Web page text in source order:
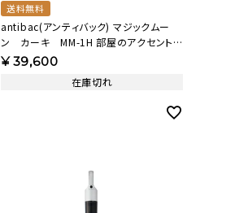
送料無料
antibac(アンティバック) マジックムー
ン カーキ MM-1H 部屋のアクセント
になるカーキ 【AB】
¥39,600
在庫切れ